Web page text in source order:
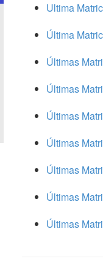
Ultima
Última
Últimas
Últimas
Últimas
Últimas
Últimas
Últimas
Últimas